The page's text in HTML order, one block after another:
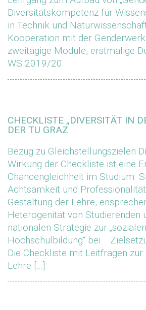
Diversitätskompetenz für
in Technik und
Kooperation mit der
zweitägige Module, erstmalige
WS 2019/20
CHECKLISTE „DIVERSITÄT IN
DER TU GRAZ
Bezug zu Gleichstellungszielen
Wirkung der Checkliste ist eine
Chancengleichheit im Studium.
Achtsamkeit und
Gestaltung der Lehre,
Heterogenität von Studierenden
nationalen Strategie zur
Hochschulbildung“ bei.
Die Checkliste mit Leitfragen
Lehre […]